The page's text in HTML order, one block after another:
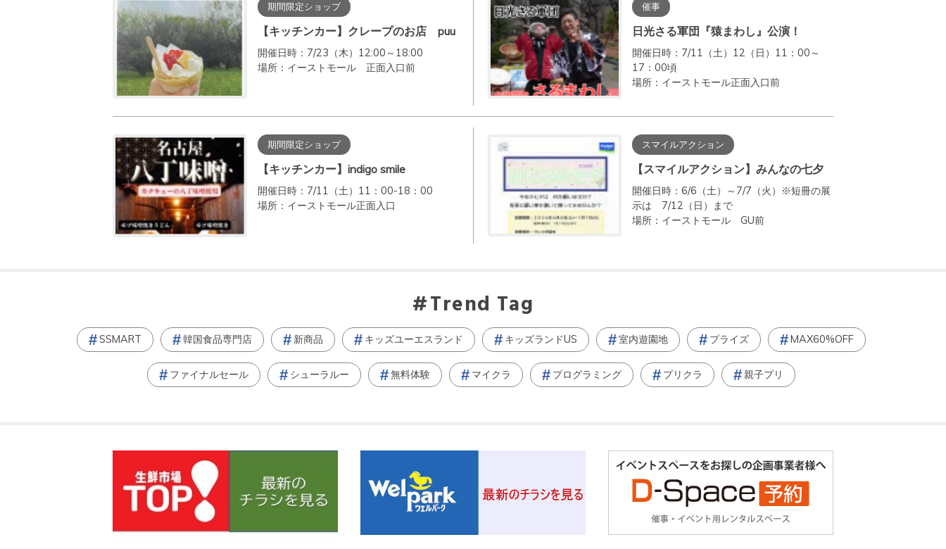
期間限定ショップ
【キッチンカー】クレープのお店 puu
開催日時：7/23（木）12:00～18:00
場所：イーストモール 正面入口前
催事
日光さる軍団『猿まわし』公演！
開催日時：7/11（土）12（日）11：00～
17：00頃
場所：イーストモール正面入口前
期間限定ショップ
【キッチンカー】indigo smile
開催日時：7/11（土）11：00-18：00
場所：イーストモール正面入口
スマイルアクション
【スマイルアクション】みんなの七夕
開催日時：6/6（土）～7/7（火）※短冊の展
示は 7/12（日）まで
場所：イーストモール GU前
Trend Tag
SSMART 韓国食品専門店 新商品 キッズユーエスランド キッズランドUS 室内遊園地 プライズ MAX60%OFF
ファイナルセール シューラルー 無料体験 マイクラ プログラミング プリクラ 親子プリ